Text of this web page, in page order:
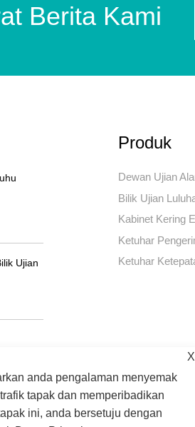
Berita Kami
Ujian
Produk
Dewan Ujian
Bilik Ujian
Kabinet Kering
Ketuhar
Ketuhar
X
anda pengalaman menyemak
tapak dan memperibadikan
ini, anda bersetuju dengan